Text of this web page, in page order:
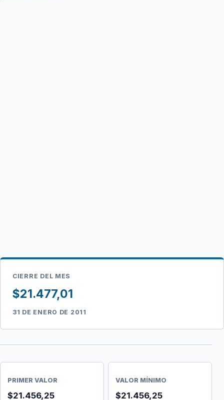
CIERRE DEL MES
$21.477,01
31 DE ENERO DE 2011
PRIMER VALOR
$21.456,25
VALOR MÍNIMO
$21.456,25